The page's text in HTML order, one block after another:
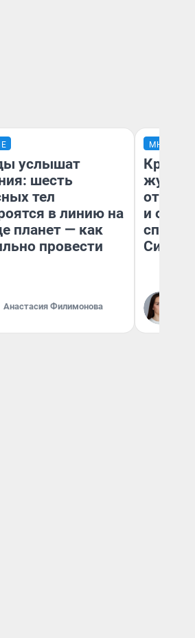
услышат
шесть
тел
в линию на
планет — как
провести
Анастасия Филимонова
МНЕНИЕ
и
споре